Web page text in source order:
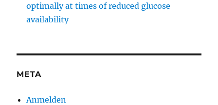
optimally at times of reduced glucose
availability
META
Anmelden